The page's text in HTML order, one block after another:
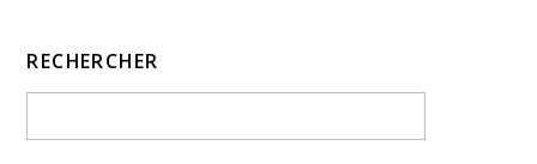
RECHERCHER